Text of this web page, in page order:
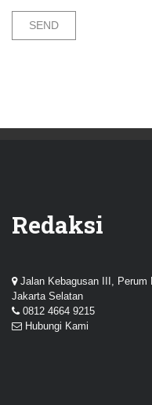
Redaksi
Jalan Kebagusan III, Perum
Jakarta Selatan
0812 4664 9215
Hubungi Kami